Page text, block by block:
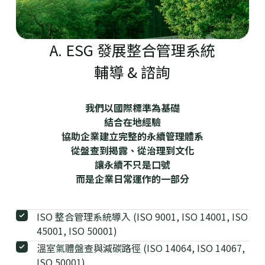
A. ESG 發展整合管理系統
輔導 & 諮詢
我們以國際標準為基礎
結合在地經驗
協助企業建立完整的永續管理體系
從盤查到揭露、從治理到文化
讓永續不只是口號
而是企業日常運作的一部分
ISO 整合管理系統導入 (ISO 9001, ISO 14001, ISO
45001, ISO 50001)
溫室氣體盤查與減碳路徑 (ISO 14064, ISO 14067,
ISO 50001)